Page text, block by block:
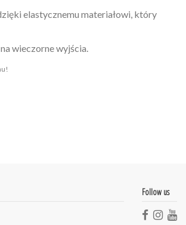
elastycznemu materiałowi, który
wieczorne wyjścia.
Follow us